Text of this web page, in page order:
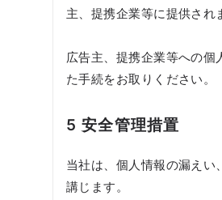
主、提携企業等に提供され
広告主、提携企業等への
た手続をお取りください。
5 安全管理措置
当社は、個人情報の漏え
講じます。